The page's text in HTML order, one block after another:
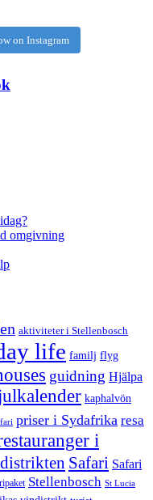
on Instagram
omgivning
aktiviteter i Stellenbosch
life familj flyg
guidning Hjälpa
kaphalvön
priser i Sydafrika resa
i
Safari Safari
Stellenbosch St Lucia